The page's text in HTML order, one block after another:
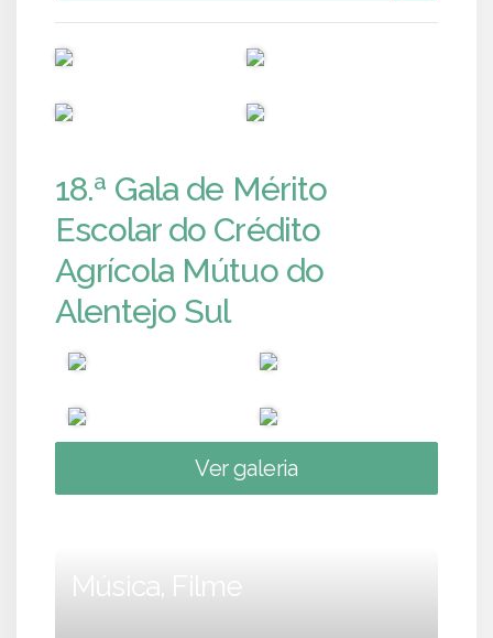
18.ª Gala de Mérito
Escolar do Crédito
Agrícola Mútuo do
Alentejo Sul
Ver galeria
Música, Filme